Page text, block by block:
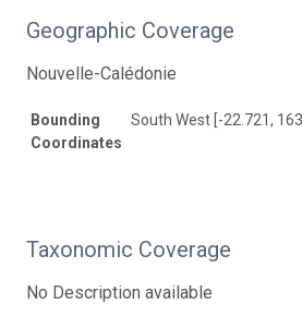
Geographic Coverage
Nouvelle-Calédonie
Bounding
Coordinates
South West [-22.721,
Taxonomic Coverage
No Description available